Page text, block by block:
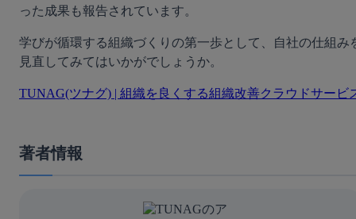
った成果も報告されています。
学びが循環する組織づくりの第一歩として、自社の仕組み
見直してみてはいかがでしょうか。
TUNAG(ツナグ) | 組織を良くする組織改善クラウドサービ
著者情報